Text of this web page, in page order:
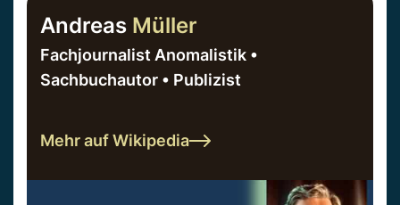
Andreas Müller
Fachjournalist Anomalistik •
Sachbuchautor • Publizist
Mehr auf Wikipedia